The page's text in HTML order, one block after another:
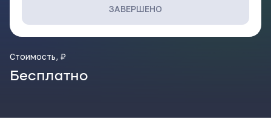
ЗАВЕРШЕНО
Стоимость, ₽
Бесплатно